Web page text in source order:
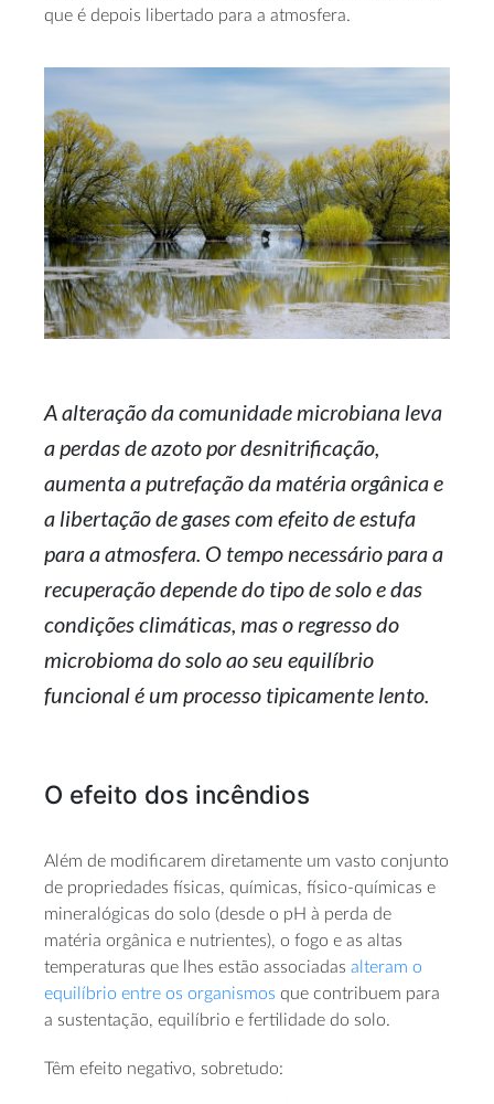
que é depois libertado para a atmosfera.
A alteração da comunidade microbiana leva
a perdas de azoto por desnitrificação,
aumenta a putrefação da matéria orgânica e
a libertação de gases com efeito de estufa
para a atmosfera. O tempo necessário para a
recuperação depende do tipo de solo e das
condições climáticas, mas o regresso do
microbioma do solo ao seu equilíbrio
funcional é um processo tipicamente lento.
O efeito dos incêndios
Além de modificarem diretamente um vasto conjunto
de propriedades físicas, químicas, físico-químicas e
mineralógicas do solo (desde o pH à perda de
matéria orgânica e nutrientes), o fogo e as altas
temperaturas que lhes estão associadas alteram o
equilíbrio entre os organismos que contribuem para
a sustentação, equilíbrio e fertilidade do solo.
Têm efeito negativo, sobretudo: